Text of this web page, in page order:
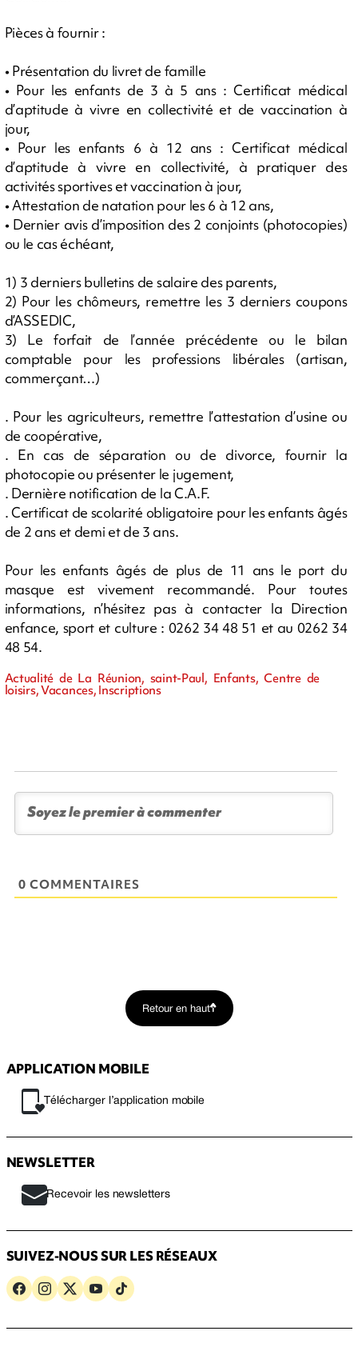
Pièces à fournir :
• Présentation du livret de famille
• Pour les enfants de 3 à 5 ans : Certificat médical
d’aptitude à vivre en collectivité et de vaccination à
jour,
• Pour les enfants 6 à 12 ans : Certificat médical
d’aptitude à vivre en collectivité, à pratiquer des
activités sportives et vaccination à jour,
• Attestation de natation pour les 6 à 12 ans,
• Dernier avis d’imposition des 2 conjoints (photocopies)
ou le cas échéant,
1) 3 derniers bulletins de salaire des parents,
2) Pour les chômeurs, remettre les 3 derniers coupons
d’ASSEDIC,
3) Le forfait de l’année précédente ou le bilan
comptable pour les professions libérales (artisan,
commerçant…)
. Pour les agriculteurs, remettre l’attestation d’usine ou
de coopérative,
. En cas de séparation ou de divorce, fournir la
photocopie ou présenter le jugement,
. Dernière notification de la C.A.F.
. Certificat de scolarité obligatoire pour les enfants âgés
de 2 ans et demi et de 3 ans.
Pour les enfants âgés de plus de 11 ans le port du
masque est vivement recommandé. Pour toutes
informations, n’hésitez pas à contacter la Direction
enfance, sport et culture : 0262 34 48 51 et au 0262 34
48 54.
Actualité de La Réunion, saint-Paul, Enfants, Centre de
loisirs, Vacances, Inscriptions
0 COMMENTAIRES
Retour en haut
APPLICATION MOBILE
Télécharger l’application mobile
NEWSLETTER
Recevoir les newsletters
SUIVEZ-NOUS SUR LES RÉSEAUX